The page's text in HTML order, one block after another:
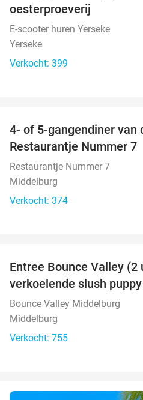
oesterproeverij
E-scooter huren Yerseke
Yerseke
Verkocht: 399
4- of 5-gangendiner van
Restaurantje Nummer 7
Restaurantje Nummer 7
Middelburg
Verkocht: 374
Entree Bounce Valley (2
verkoelende slush puppy
Bounce Valley Middelburg
Middelburg
Verkocht: 755